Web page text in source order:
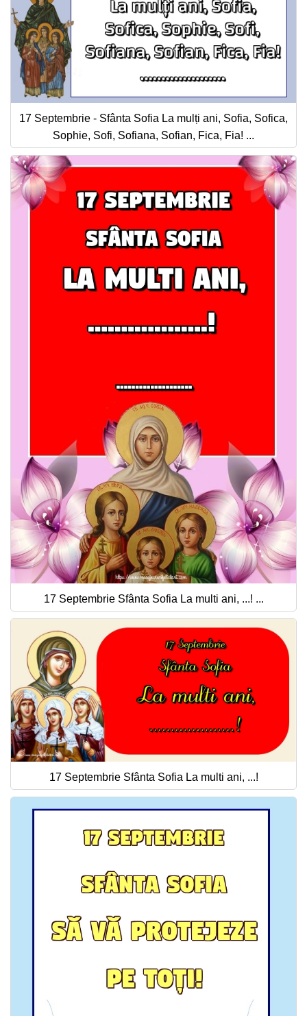
17 Septembrie - Sfânta Sofia La mulți ani, Sofia, Sofica,
Sophie, Sofi, Sofiana, Sofian, Fica, Fia! ...
17 Septembrie Sfânta Sofia La multi ani, ...! ...
17 Septembrie Sfânta Sofia La multi ani, ...!